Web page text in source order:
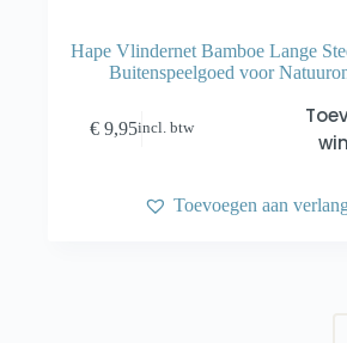
Hape Vlindernet Bamboe Lange
Buitenspeelgoed voor
€ 9,95incl. btw
Toevoegen aan